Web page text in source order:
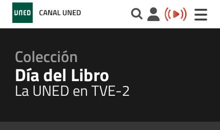
Toggle
Colección
Día del Libro
La UNED en TVE-2